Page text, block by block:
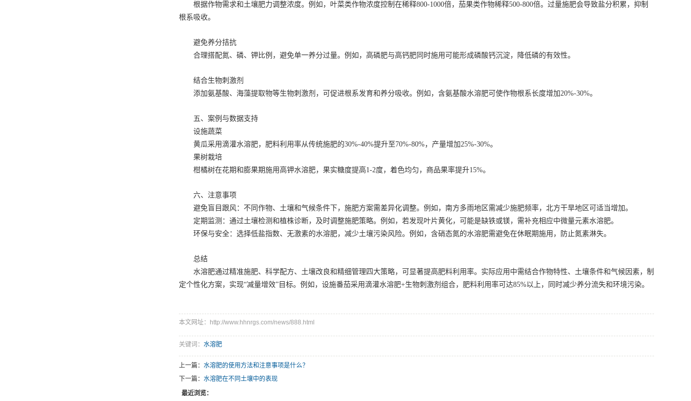
根据作物需求和土壤肥力调整浓度。例如，叶菜类作物浓度控制在稀释800-1000倍，茄果类作物稀释500-800倍。过量施肥会导致盐分积累，抑制
根系吸收。
避免养分拮抗
合理搭配氮、磷、钾比例，避免单一养分过量。例如，高磷肥与高钙肥同时施用可能形成磷酸钙沉淀，降低磷的有效性。
结合生物刺激剂
添加氨基酸、海藻提取物等生物刺激剂，可促进根系发育和养分吸收。例如，含氨基酸水溶肥可使作物根系长度增加20%-30%。
五、案例与数据支持
设施蔬菜
黄瓜采用滴灌水溶肥，肥料利用率从传统施肥的30%-40%提升至70%-80%，产量增加25%-30%。
果树栽培
柑橘树在花期和膨果期施用高钾水溶肥，果实糖度提高1-2度，着色均匀，商品果率提升15%。
六、注意事项
避免盲目跟风：不同作物、土壤和气候条件下，施肥方案需差异化调整。例如，南方多雨地区需减少施肥频率，北方干旱地区可适当增加。
定期监测：通过土壤检测和植株诊断，及时调整施肥策略。例如，若发现叶片黄化，可能是缺铁或镁，需补充相应中微量元素水溶肥。
环保与安全：选择低盐指数、无激素的水溶肥，减少土壤污染风险。例如，含硝态氮的水溶肥需避免在休眠期施用，防止氮素淋失。
总结
水溶肥通过精准施肥、科学配方、土壤改良和精细管理四大策略，可显著提高肥料利用率。实际应用中需结合作物特性、土壤条件和气候因素，制
定个性化方案，实现“减量增效”目标。例如，设施番茄采用滴灌水溶肥+生物刺激剂组合，肥料利用率可达85%以上，同时减少养分流失和环境污染。
本文网址：http://www.hhnrgs.com/news/888.html
关键词： 水溶肥
上一篇： 水溶肥的使用方法和注意事项是什么？
下一篇： 水溶肥在不同土壤中的表现
最近浏览：